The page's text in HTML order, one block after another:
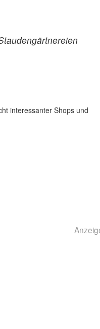
interessanter Shops und